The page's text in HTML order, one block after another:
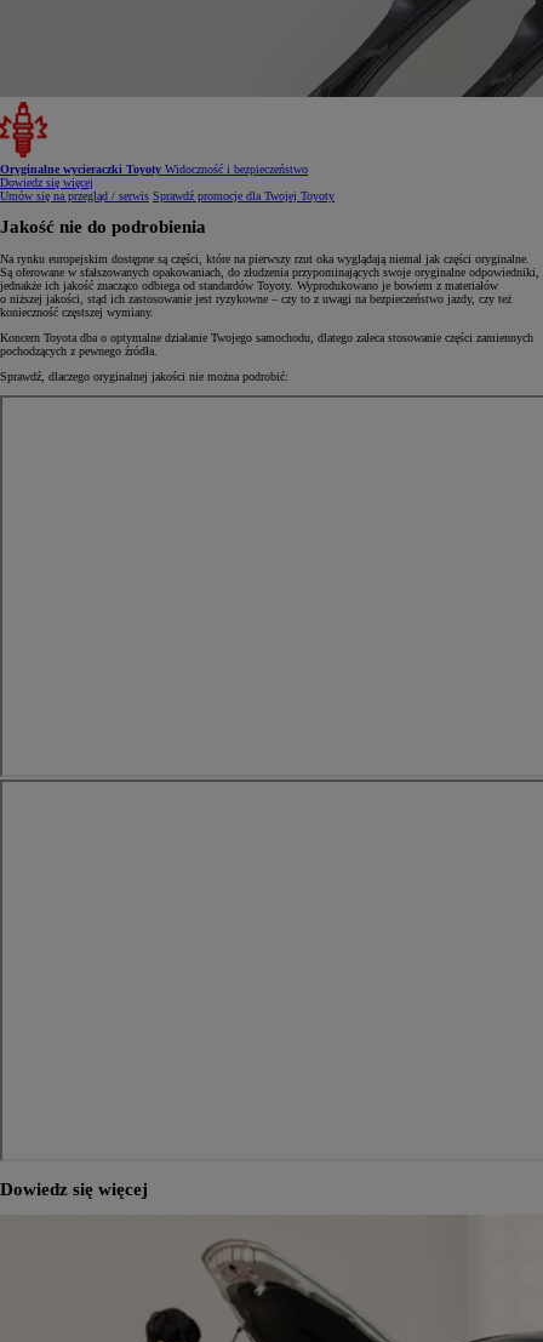
Oryginalne wycieraczki Toyoty Widoczność i bezpieczeństwo
Dowiedz się więcej
Umów się na przegląd / serwis Sprawdź promocje dla Twojej Toyoty
Jakość nie do podrobienia
Na rynku europejskim dostępne są części, które na pierwszy rzut oka wyglądają niemal jak części oryginalne.
Są oferowane w sfałszowanych opakowaniach, do złudzenia przypominających swoje oryginalne odpowiedniki,
jednakże ich jakość znacząco odbiega od standardów Toyoty. Wyprodukowano je bowiem z materiałów
o niższej jakości, stąd ich zastosowanie jest ryzykowne – czy to z uwagi na bezpieczeństwo jazdy, czy też
konieczność częstszej wymiany.
Koncern Toyota dba o optymalne działanie Twojego samochodu, dlatego zaleca stosowanie części zamiennych
pochodzących z pewnego źródła.
Sprawdź, dlaczego oryginalnej jakości nie można podrobić:
Dowiedz się więcej